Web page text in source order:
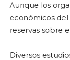
Aunque los
económicos del
reservas sobre
Diversos